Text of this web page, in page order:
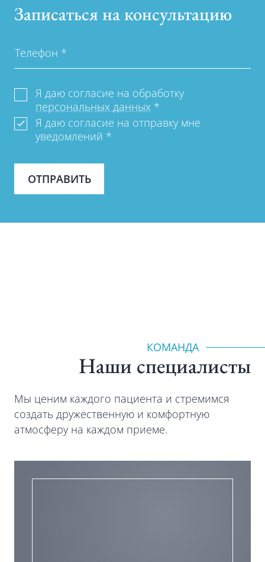
Записаться на консультацию
Телефон *
Я даю согласие на обработку
персональных данных *
Я даю согласие на отправку мне
уведомлений *
ОТПРАВИТЬ
КОМАНДА
Наши специалиcты
Мы ценим каждого пациента и стремимся
создать дружественную и комфортную
атмосферу на каждом приеме.